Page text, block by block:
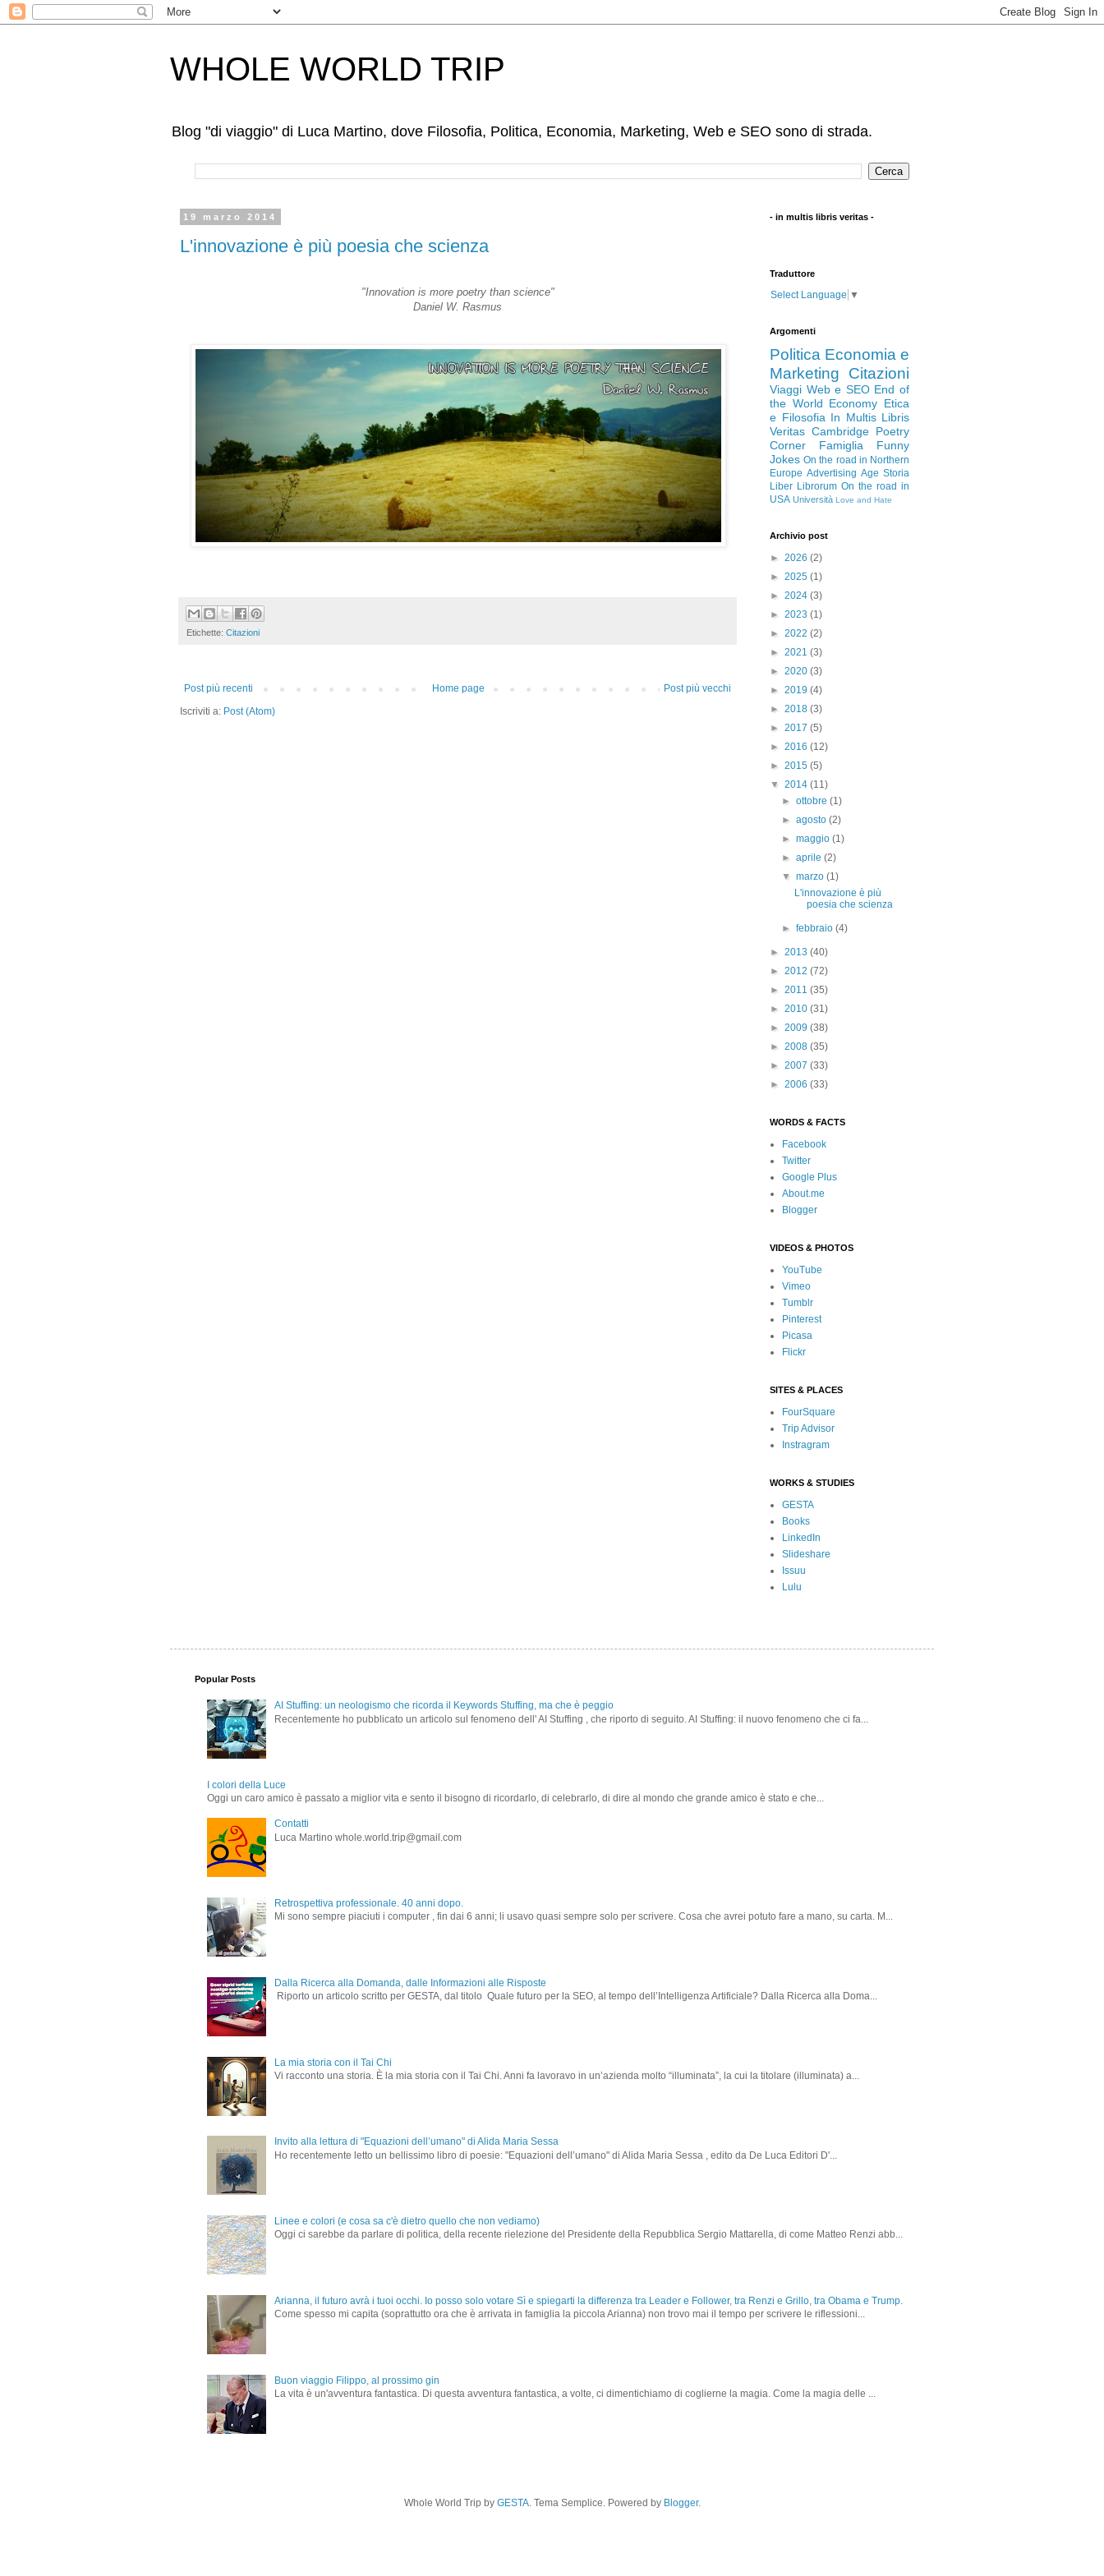
WHOLE WORLD TRIP
Blog "di viaggio" di Luca Martino, dove Filosofia, Politica, Economia, Marketing, Web e SEO sono di strada.
19 marzo 2014
L'innovazione è più poesia che scienza
"Innovation is more poetry than science"
Daniel W. Rasmus
Etichette: Citazioni
Post più recenti Post più vecchi
Home page
Iscriviti a: Post (Atom)
- in multis libris veritas -
Traduttore
Select Language ▼
Argomenti
Politica Economia e
Marketing
Citazioni
Viaggi Web e SEO End of
the World Economy Etica
e Filosofia In Multis Libris
Veritas Cambridge Poetry
Corner
Famiglia
Funny
Jokes On the road in Northern
Europe Advertising Age Storia
Liber Librorum On the road in
USA Università Love and Hate
Archivio post
► 2026 (2)
► 2025 (1)
► 2024 (3)
► 2023 (1)
► 2022 (2)
► 2021 (3)
► 2020 (3)
► 2019 (4)
► 2018 (3)
► 2017 (5)
► 2016 (12)
► 2015 (5)
▼ 2014 (11)
►ottobre(1)
►agosto(2)
►maggio(1)
►aprile(2)
▼marzo(1)
L'innovazione è più
poesia che scienza
►febbraio(4)
► 2013 (40)
► 2012 (72)
► 2011 (35)
► 2010 (31)
► 2009 (38)
► 2008 (35)
► 2007 (33)
► 2006 (33)
WORDS & FACTS
Facebook
Twitter
Google Plus
About.me
Blogger
VIDEOS & PHOTOS
YouTube
Vimeo
Tumblr
Pinterest
Picasa
Flickr
SITES & PLACES
FourSquare
Trip Advisor
Instragram
WORKS & STUDIES
GESTA
Books
LinkedIn
Slideshare
Issuu
Lulu
Popular Posts
AI Stuffing: un neologismo che ricorda il Keywords Stuffing, ma che è peggio
Recentemente ho pubblicato un articolo sul fenomeno dell' AI Stuffing , che riporto di seguito. AI Stuffing: il nuovo fenomeno che ci fa...
I colori della Luce
Oggi un caro amico è passato a miglior vita e sento il bisogno di ricordarlo, di celebrarlo, di dire al mondo che grande amico è stato e che...
Contatti
Luca Martino whole.world.trip@gmail.com
Retrospettiva professionale. 40 anni dopo.
Mi sono sempre piaciuti i computer , fin dai 6 anni; li usavo quasi sempre solo per scrivere. Cosa che avrei potuto fare a mano, su carta. M...
Dalla Ricerca alla Domanda, dalle Informazioni alle Risposte
Riporto un articolo scritto per GESTA, dal titolo Quale futuro per la SEO, al tempo dell’Intelligenza Artificiale? Dalla Ricerca alla Doma...
La mia storia con il Tai Chi
Vi racconto una storia. È la mia storia con il Tai Chi. Anni fa lavoravo in un’azienda molto “illuminata”, la cui la titolare (illuminata) a...
Invito alla lettura di "Equazioni dell’umano" di Alida Maria Sessa
Ho recentemente letto un bellissimo libro di poesie: "Equazioni dell’umano" di Alida Maria Sessa , edito da De Luca Editori D'...
Linee e colori (e cosa sa c'è dietro quello che non vediamo)
Oggi ci sarebbe da parlare di politica, della recente rielezione del Presidente della Repubblica Sergio Mattarella, di come Matteo Renzi abb...
Arianna, il futuro avrà i tuoi occhi. Io posso solo votare Sì e spiegarti la differenza tra Leader e Follower, tra Renzi e Grillo, tra Obama e Trump.
Come spesso mi capita (soprattutto ora che è arrivata in famiglia la piccola Arianna) non trovo mai il tempo per scrivere le riflessioni...
Buon viaggio Filippo, al prossimo gin
La vita è un'avventura fantastica. Di questa avventura fantastica, a volte, ci dimentichiamo di coglierne la magia. Come la magia delle ...
Whole World Trip by GESTA. Tema Semplice. Powered by Blogger.